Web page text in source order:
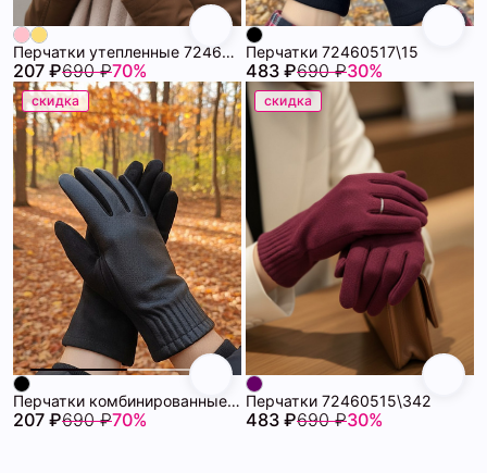
Перчатки утепленные 72460518\441
207 ₽690 ₽70%
Перчатки 72460517\15
483 ₽690 ₽30%
скидка
Перчатки комбинированные утепленные 72460516\15
207 ₽690 ₽70%
скидка
Перчатки 72460515\342
483 ₽690 ₽30%